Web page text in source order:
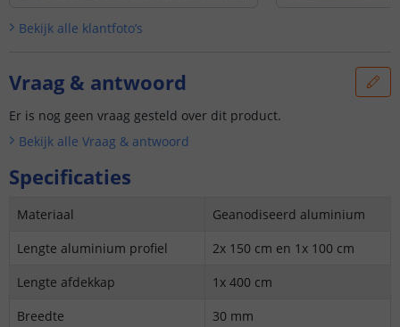
Bekijk alle klantfoto’s
Vraag & antwoord
Er is nog geen vraag gesteld over dit product.
Bekijk alle Vraag & antwoord
Specificaties
Materiaal
Geanodiseerd aluminium
Lengte aluminium profiel
2x 150 cm en 1x 100 cm
Lengte afdekkap
1x 400 cm
Breedte
30 mm